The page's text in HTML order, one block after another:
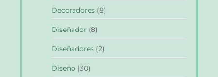
Decoradores (8)
Diseñador (8)
Diseñadores (2)
Diseño (30)